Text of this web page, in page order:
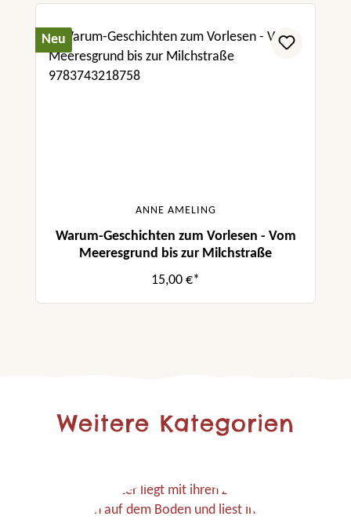
Neu
ANNE AMELING
Warum-Geschichten zum Vorlesen - Vom
Meeresgrund bis zur Milchstraße
15,00 €*
Weitere Kategorien